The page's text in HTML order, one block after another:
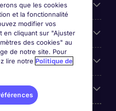
que les cookies
et la fonctionnalité
modifier vos
en cliquant sur "Ajuster
des cookies" au
de notre site. Pour
lire notre Politique de